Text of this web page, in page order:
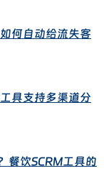
何自动给流失客
具支持多渠道分
餐饮SCRM工具的